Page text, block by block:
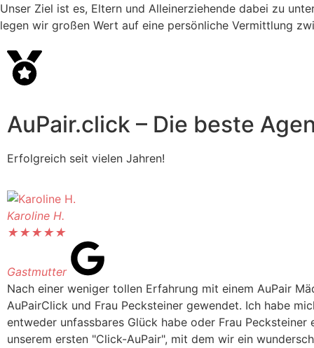
Unser Ziel ist es, Eltern und Alleinerziehende dabei zu
legen wir großen Wert auf eine persönliche Vermittlung
AuPair.click – Die beste
Erfolgreich seit vielen Jahren!
Karoline H.
★★★★★
Gastmutter
Nach einer weniger tollen Erfahrung mit einem AuPair
AuPairClick und Frau Pecksteiner gewendet. Ich habe
entweder unfassbares Glück habe oder Frau
unserem ersten "Click-AuPair", mit dem wir ein